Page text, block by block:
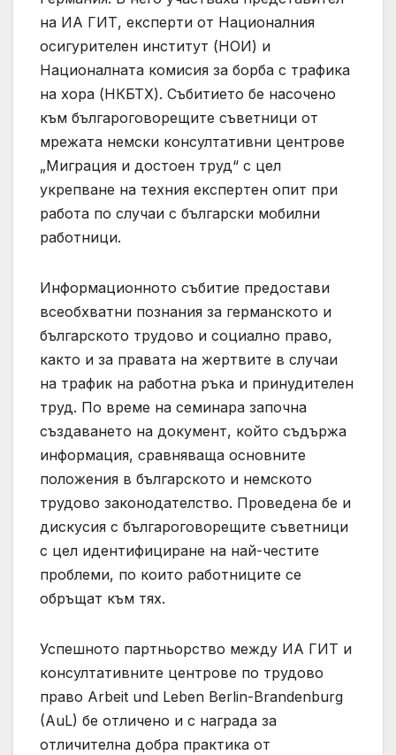
на ИА ГИТ, експерти от Националния
осигурителен институт (НОИ) и
Националната комисия за борба с трафика
на хора (НКБТХ). Събитието бе насочено
към българоговорещите съветници от
мрежата немски консултативни центрове
„Миграция и достоен труд“ с цел
укрепване на техния експертен опит при
работа по случаи с български мобилни
работници.
Информационното събитие предостави
всеобхватни познания за германското и
българското трудово и социално право,
както и за правата на жертвите в случаи
на трафик на работна ръка и принудителен
труд. По време на семинара започна
създаването на документ, който съдържа
информация, сравняваща основните
положения в българското и немското
трудово законодателство. Проведена бе и
дискусия с българоговорещите съветници
с цел идентифициране на най-честите
проблеми, по които работниците се
обръщат към тях.
Успешното партньорство между ИА ГИТ и
консултативните центрове по трудово
право Arbeit und Leben Berlin-Brandenburg
(AuL) бе отличено и с награда за
отличителна добра практика от